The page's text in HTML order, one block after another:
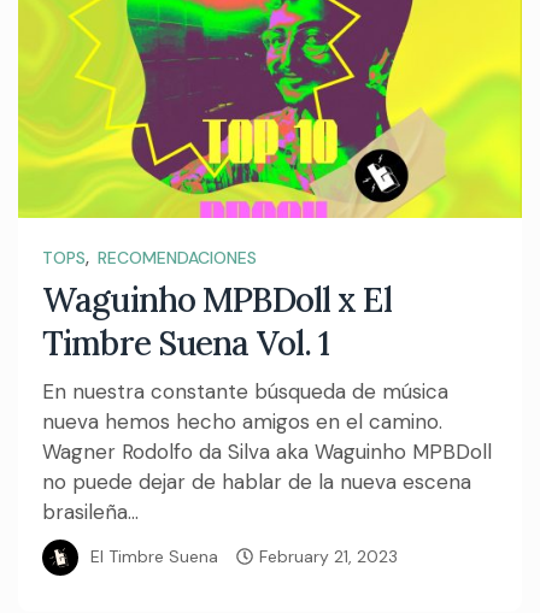
TOPS, RECOMENDACIONES
Waguinho MPBDoll x El
Timbre Suena Vol. 1
En nuestra constante búsqueda de música
nueva hemos hecho amigos en el camino.
Wagner Rodolfo da Silva aka Waguinho MPBDoll
no puede dejar de hablar de la nueva escena
brasileña...
El Timbre Suena February 21, 2023